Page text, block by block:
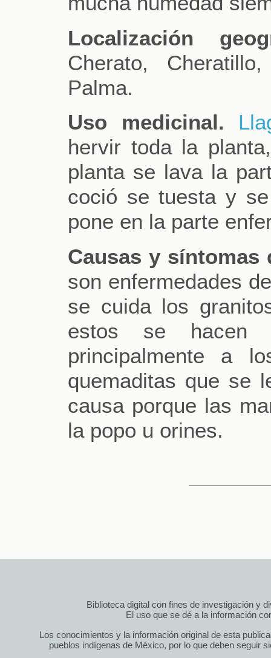
Localización
Cherato,
Palma.
Uso medicinal.
hervir toda la
planta se lava la
coció se tuesta y
pone en la parte
Causas y síntomas
son enfermedades
se cuida los
estos se hacen
principalmente a
quemaditas que se
causa porque las
la popo u orines.
Biblioteca digital con fines de investigación y
El uso que se dé a la información
Los conocimientos y la información original de esta
pueblos indígenas de México, por lo que deben seguir